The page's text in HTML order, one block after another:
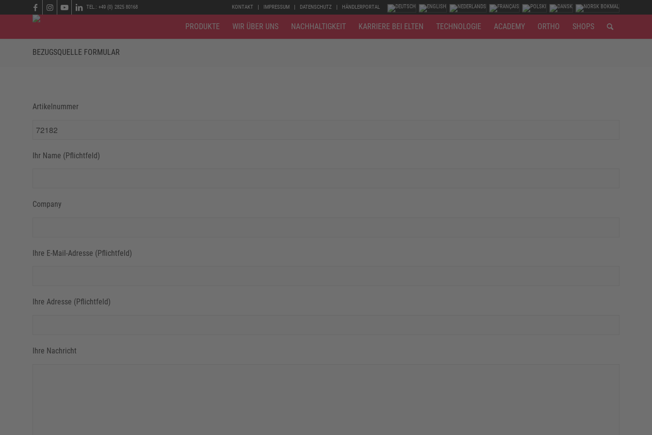
KONTAKT IMPRESSUM DATENSCHUTZ HÄNDLERPORTAL
TEL.: +49 (0) 2825 80168
PRODUKTE WIR ÜBER UNS NACHHALTIGKEIT KARRIERE BEI ELTEN TECHNOLOGIE ACADEMY ORTHO SHOPS
BEZUGSQUELLE FORMULAR
Artikelnummer
Ihr Name (Pflichtfeld)
Company
Ihre E-Mail-Adresse (Pflichtfeld)
Ihre Adresse (Pflichtfeld)
Ihre Nachricht